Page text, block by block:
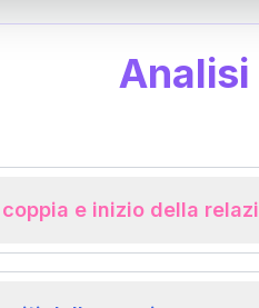
Analisi
e inizio della